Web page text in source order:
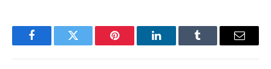
FacebookTwitter Pinterest LinkedInTumblr Email